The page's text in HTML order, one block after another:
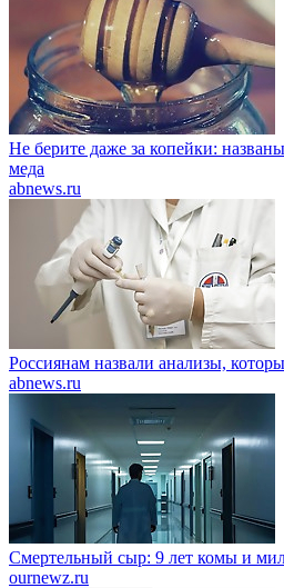
Не берите даже за копейки:
меда
abnews.ru
Россиянам назвали анализы,
abnews.ru
Смертельный сыр: 9 лет комы и
ournewz.ru